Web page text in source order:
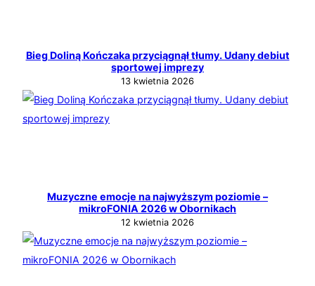
Bieg Doliną Kończaka przyciągnął tłumy. Udany debiut
sportowej imprezy
13 kwietnia 2026
Muzyczne emocje na najwyższym poziomie –
mikroFONIA 2026 w Obornikach
12 kwietnia 2026